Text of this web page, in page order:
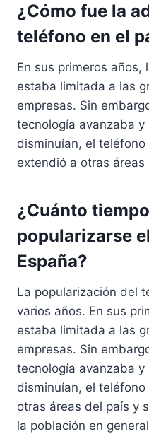
¿Cómo fue la
teléfono en el
En sus primeros años,
estaba limitada a las
empresas. Sin
tecnología avanzaba
disminuían, el
extendió a otras áreas
¿Cuánto
popularizarse
España?
La popularización del
varios años. En sus
estaba limitada a las
empresas. Sin
tecnología avanzaba
disminuían, el
otras áreas del país y
la población en